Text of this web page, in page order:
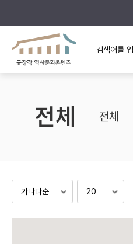
규장각의 어제와 오늘
규장각 소개영상
전체 전체